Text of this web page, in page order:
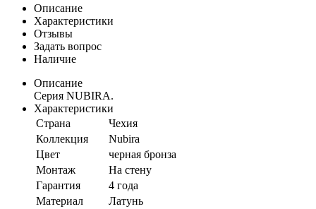
Описание
Характеристики
Отзывы
Задать вопрос
Наличие
Описание
Серия NUBIRA.
Характеристики
Страна
Чехия
Коллекция
Nubira
Цвет
черная бронза
Монтаж
На стену
Гарантия
4 года
Материал
Латунь